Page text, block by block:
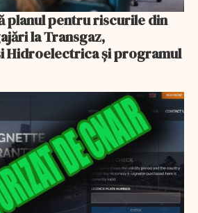
planul pentru riscurile din
la Transgaz,
Hidroelectrica și programul